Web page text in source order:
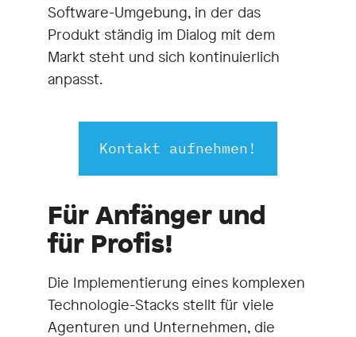
Software-Umgebung, in der das
Produkt ständig im Dialog mit dem
Markt steht und sich kontinuierlich
anpasst.
Kontakt aufnehmen!
Für Anfänger und
für Profis!
Die Implementierung eines komplexen
Technologie-Stacks stellt für viele
Agenturen und Unternehmen, die